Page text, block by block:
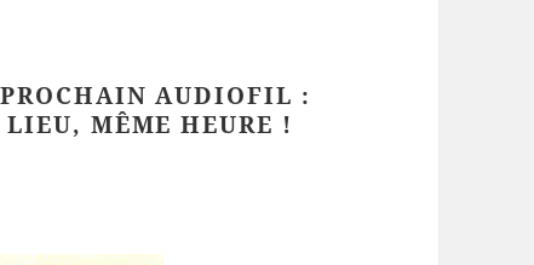
AUDIOFIL :
MÊME HEURE !